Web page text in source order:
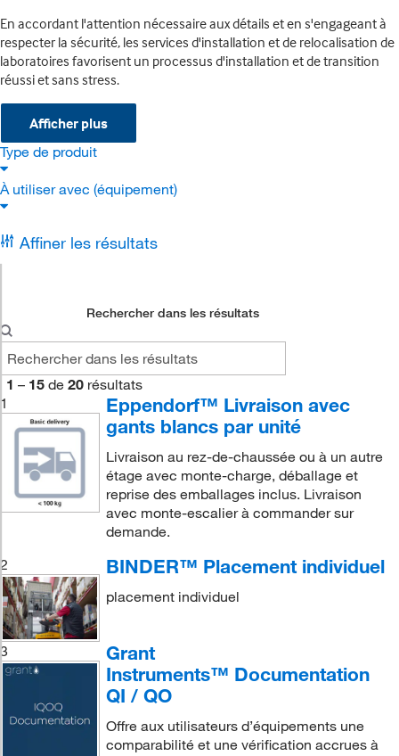
En accordant l'attention nécessaire aux détails et en s'engageant à
respecter la sécurité, les services d'installation et de relocalisation de
laboratoires favorisent un processus d'installation et de transition
réussi et sans stress.
Afficher plus
Type de produit
À utiliser avec (équipement)
Affiner les résultats
Rechercher dans les résultats
1 – 15 de 20 résultats
1
Eppendorf™ Livraison avec
gants blancs par unité
Livraison au rez-de-chaussée ou à un autre
étage avec monte-charge, déballage et
reprise des emballages inclus. Livraison
avec monte-escalier à commander sur
demande.
2
BINDER™ Placement individuel
placement individuel
3
Grant
Instruments™ Documentation
QI / QO
Offre aux utilisateurs d’équipements une
comparabilité et une vérification accrues à